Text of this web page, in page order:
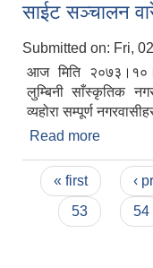
साईट सञ्चालन
Submitted on: Fri,
आज मिति
लुम्बिनी साँस्कृतिक
व्यहोरा सम्पूर्ण
Read more
Pages
« first ‹
53
54